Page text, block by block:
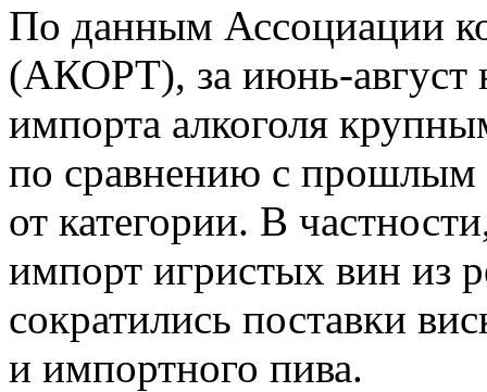
По данным Ассоциации
(АКОРТ), за июнь-август
импорта алкоголя
по сравнению с прошлым
от категории. В
импорт игристых вин из
сократились поставки
и импортного пива.